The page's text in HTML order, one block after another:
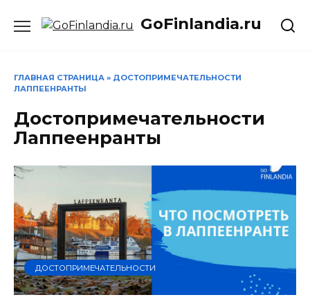
GoFinlandia.ru
ГЛАВНАЯ СТРАНИЦА » ДОСТОПРИМЕЧАТЕЛЬНОСТИ
ЛАППЕЕНРАНТЫ
Достопримечательности
Лаппеенранты
ДОСТОПРИМЕЧАТЕЛЬНОСТИ